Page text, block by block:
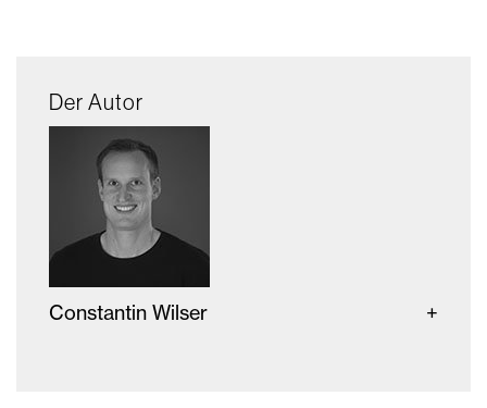
Der Autor
Constantin Wilser